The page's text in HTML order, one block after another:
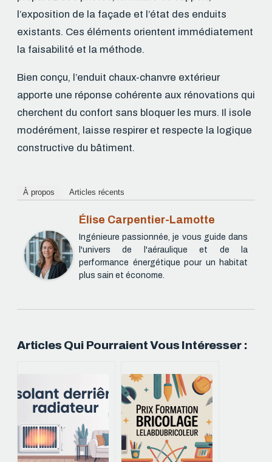
l’exposition de la façade et l’état des enduits
existants. Ces éléments orientent immédiatement
la faisabilité et la méthode.
Bien conçu, l’enduit chaux-chanvre extérieur
apporte une réponse cohérente aux rénovations qui
cherchent du confort sans bloquer les murs. Il isole
modérément, laisse respirer et respecte la logique
constructive du bâtiment.
À propos Articles récents
Élise Carpentier-Lamotte
Ingénieure passionnée, je vous guide dans
l'univers de l'aéraulique et de la
performance énergétique pour un habitat
plus sain et économe.
Articles Qui Pourraient Vous Intéresser :